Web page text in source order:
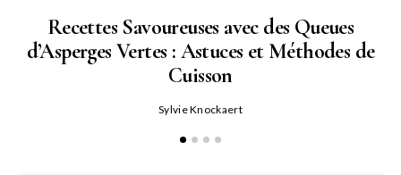
Recettes Savoureuses avec des Queues
d’Asperges Vertes : Astuces et Méthodes de
Cuisson
Sylvie Knockaert